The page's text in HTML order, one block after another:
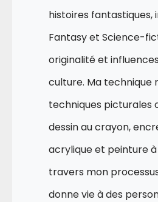
histoires fantastiques,
Fantasy et Science-
originalité et
culture. Ma technique
techniques picturales
dessin au crayon,
acrylique et peinture à
travers mon
donne vie à des